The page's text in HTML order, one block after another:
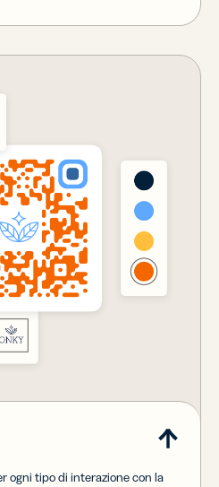
ogni tipo di interazione con la